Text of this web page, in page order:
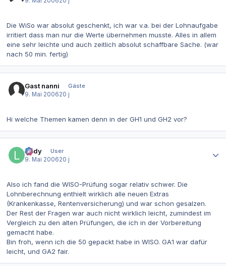
Die WiSo war absolut geschenkt, ich war v.a. bei der Lohnaufgabe
irritiert dass man nur die Werte übernehmen musste. Alles in allem
eine sehr leichte und auch zeitlich absolut schaffbare Sache. (war
nach 50 min. fertig)
Gast nanni
Gäste
9. Mai 200620 j
Hi welche Themen kamen denn in der GH1 und GH2 vor?
lordy
User
9. Mai 200620 j
Also ich fand die WISO-Prüfung sogar relativ schwer. Die
Lohnberechnung enthielt wirklich alle neuen Extras
(Krankenkasse, Rentenversicherung) und war schon gesalzen.
Der Rest der Fragen war auch nicht wirklich leicht, zumindest im
Vergleich zu den alten Prüfungen, die ich in der Vorbereitung
gemacht habe.
Bin froh, wenn ich die 50 gepackt habe in WISO. GA1 war dafür
leicht, und GA2 fair.